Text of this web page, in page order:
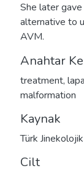
She later
alternative to
AVM.
Anahtar
treatment,
malformation
Kaynak
Türk
Cilt